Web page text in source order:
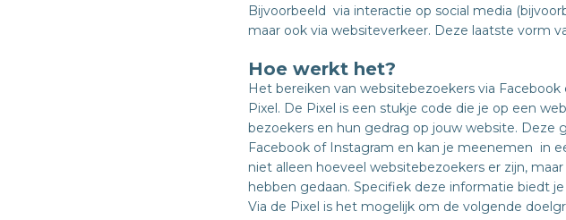
Bijvoorbeeld via interactie op social media
maar ook via websiteverkeer. Deze laatste vorm
Hoe werkt het?
Het bereiken van websitebezoekers via
Pixel. De Pixel is een stukje code die je op een
bezoekers en hun gedrag op jouw website.
Facebook of Instagram en kan je meenemen in
niet alleen hoeveel websitebezoekers er zijn,
hebben gedaan. Specifiek deze informatie biedt
Via de Pixel is het mogelijk om de volgende